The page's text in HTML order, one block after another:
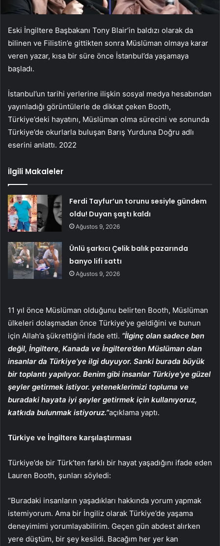
Eski İngiltere Başbakanı Tony Blair’in baldızı olarak da
bilinen ve Filistin’e gittikten sonra Müslüman olmaya karar
veren yazar, kısa bir süre önce İstanbul’da yaşamaya
başladı.
İstanbul’un tarihi yerlerine ilişkin sosyal medya hesabından
yayınladığı görüntülerle de dikkat çeken Booth,
Türkiye’deki hayatını, Müslüman olma sürecini ve sonunda
Türkiye’de okurlarla buluşan Barış Yurduna Doğru adlı
eserini anlattı. 2022
İlgili Makaleler
Ferdi Tayfur’un torunu sesiyle gündem
oldu! Duyan şaştı kaldı
Ağustos 9, 2026
Ünlü şarkıcı Çelik balık pazarında
banyo lifi sattı
Ağustos 9, 2026
11 yıl önce Müslüman olduğunu belirten Booth, Müslüman
ülkeleri dolaşmadan önce Türkiye’ye geldiğini ve bunun
için Allah’a şükrettiğini ifade etti. “İlginç olan sadece ben
değil, İngiltere, Kanada ve İngiltere’den Müslüman olan
insanlar da Türkiye’ye ilgi duyuyor. Sanki burada büyük
bir toplantı yapılıyor. Benim gibi insanlar Türkiye’ye güzel
şeyler getirmek istiyor. yeteneklerimizi topluma ve
buradaki hayata iyi şeyler getirmek için kullanıyoruz,
katkıda bulunmak istiyoruz.”açıklama yaptı.
Türkiye ve İngiltere karşılaştırması
Türkiye’de bir Türk’ten farklı bir hayat yaşadığını ifade eden
Lauren Booth, şunları söyledi:
“Buradaki insanların yaşadıkları hakkında yorum yapmak
istemiyorum. Ama bir İngiliz olarak Türkiye’de yaşama
deneyimimi yorumlayabilirim. Geçen gün abdest alırken
yere düştüm, bir şey kesildi. Bacağım her yer kan